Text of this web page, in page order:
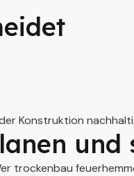
Konstruktion
und
trockenbau